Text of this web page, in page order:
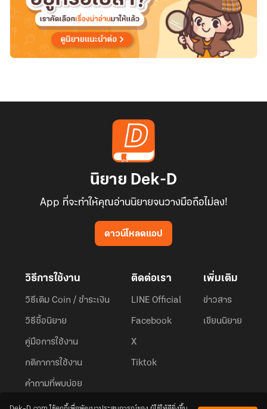
นิยาย Dek-D
App ที่จะทำให้คุณอ่านนิยายจนวางมือถือไม่ลง!
ดาวน์โหลดแอป
วิธีการใช้งาน
วิธีเติม Coin / ชำระเงิน
วิธีซื้อนิยาย
คู่มือการใช้งาน
กติกาการใช้งาน
คำถามที่พบบ่อย
ติดต่อเรา
LINE Official
Facebook
X
Tiktok
เพิ่มเติม
ข่าวสาร
เขียนนิยาย